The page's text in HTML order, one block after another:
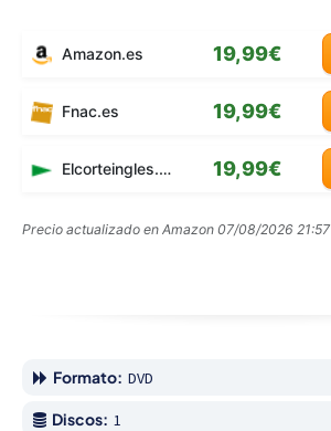
Amazon.es 19,99€
Fnac.es 19,99€
Elcorteingles.es 19,99€
Precio actualizado en Amazon 07/08/2026 21:57
Formato: DVD
Discos: 1